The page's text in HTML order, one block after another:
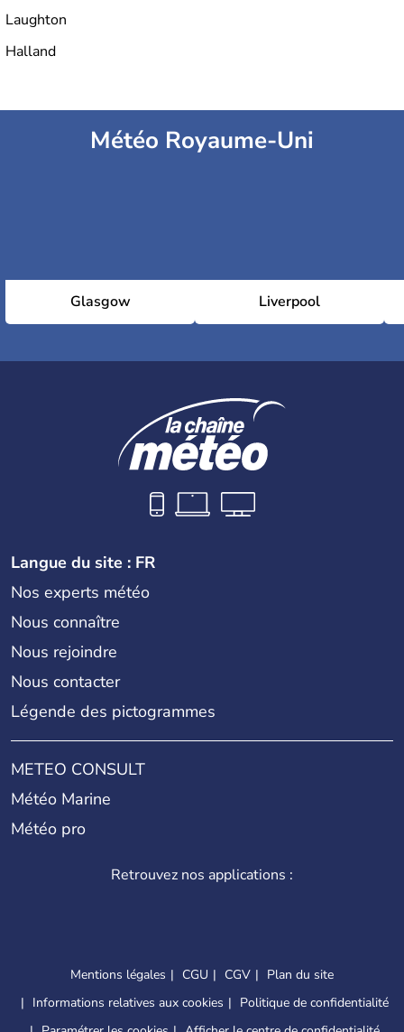
Laughton
Halland
Météo Royaume-Uni
Glasgow Liverpool
Langue du site : FR
Nos experts météo
Nous connaître
Nous rejoindre
Nous contacter
Légende des pictogrammes
METEO CONSULT
Météo Marine
Météo pro
Retrouvez nos applications :
Mentions légales CGU CGV
Plan du site
Informations relatives aux cookies
Politique de confidentialité